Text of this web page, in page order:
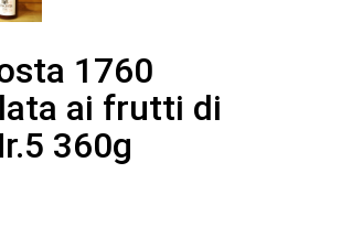
1760
ai frutti di
360g